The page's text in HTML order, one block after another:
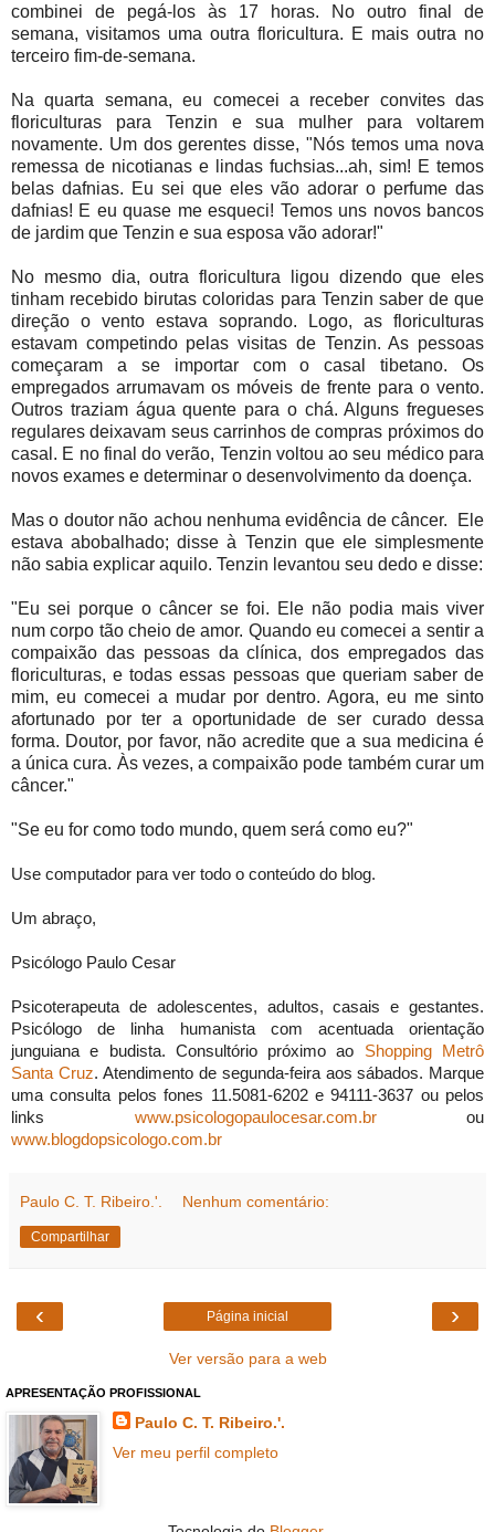
combinei de pegá-los às 17 horas. No outro final de
semana, visitamos uma outra floricultura. E mais outra no
terceiro fim-de-semana.
Na quarta semana, eu comecei a receber convites das
floriculturas para Tenzin e sua mulher para voltarem
novamente. Um dos gerentes disse, "Nós temos uma nova
remessa de nicotianas e lindas fuchsias...ah, sim! E temos
belas dafnias. Eu sei que eles vão adorar o perfume das
dafnias! E eu quase me esqueci! Temos uns novos bancos
de jardim que Tenzin e sua esposa vão adorar!"
No mesmo dia, outra floricultura ligou dizendo que eles
tinham recebido birutas coloridas para Tenzin saber de que
direção o vento estava soprando. Logo, as floriculturas
estavam competindo pelas visitas de Tenzin. As pessoas
começaram a se importar com o casal tibetano. Os
empregados arrumavam os móveis de frente para o vento.
Outros traziam água quente para o chá. Alguns fregueses
regulares deixavam seus carrinhos de compras próximos do
casal. E no final do verão, Tenzin voltou ao seu médico para
novos exames e determinar o desenvolvimento da doença.
Mas o doutor não achou nenhuma evidência de câncer. Ele
estava abobalhado; disse à Tenzin que ele simplesmente
não sabia explicar aquilo. Tenzin levantou seu dedo e disse:
"Eu sei porque o câncer se foi. Ele não podia mais viver
num corpo tão cheio de amor. Quando eu comecei a sentir a
compaixão das pessoas da clínica, dos empregados das
floriculturas, e todas essas pessoas que queriam saber de
mim, eu comecei a mudar por dentro. Agora, eu me sinto
afortunado por ter a oportunidade de ser curado dessa
forma. Doutor, por favor, não acredite que a sua medicina é
a única cura. Às vezes, a compaixão pode também curar um
câncer."
"Se eu for como todo mundo, quem será como eu?"
Use computador para ver todo o conteúdo do blog.
Um abraço,
Psicólogo Paulo Cesar
Psicoterapeuta de adolescentes, adultos, casais e gestantes.
Psicólogo de linha humanista com acentuada orientação
junguiana e budista. Consultório próximo ao Shopping Metrô
Santa Cruz. Atendimento de segunda-feira aos sábados. Marque
uma consulta pelos fones 11.5081-6202 e 94111-3637 ou pelos
links www.psicologopaulocesar.com.brou
www.blogdopsicologo.com.br
Paulo C. T. Ribeiro.'. Nenhum comentário:
Compartilhar
‹ ›
Página inicial
Ver versão para a web
APRESENTAÇÃO PROFISSIONAL
Paulo C. T. Ribeiro.'.
Ver meu perfil completo